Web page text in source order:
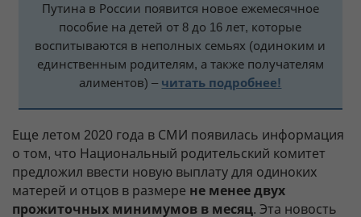
Путина в России появится новое ежемесячное
пособие на детей от 8 до 16 лет, которые
воспитываются в неполных семьях (одиноким и
единственным родителям, а также получателям
алиментов) – читать подробнее!
Еще летом 2020 года в СМИ появилась информация
о том, что Национальный родительский комитет
предложил ввести новую выплату для одиноких
матерей и отцов в размере не менее двух
прожиточных минимумов в месяц. Эта новость